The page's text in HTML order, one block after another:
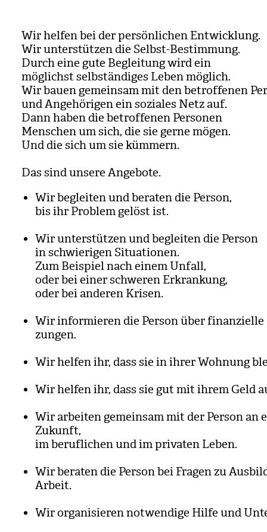
Wir hel­fen bei der per­sön­li­chen Ent­wick­lung.
Wir unter­stüt­zen die Selbst-Bestim­mung.
Durch eine gute Beglei­tung wird ein
mög­lichst selb­stän­di­ges Leben mög­lich.
Wir bauen gemein­sam mit den betrof­fe­nen
und Ange­hö­ri­gen ein sozia­les Netz auf.
Dann haben die betrof­fe­nen Per­so­nen
Men­schen um sich, die sie gerne mögen.
Und die sich um sie küm­mern.
Das sind unsere Ange­bote.
Wir beglei­ten und bera­ten die Per­son,
bis ihr Pro­blem gelöst ist.
Wir unter­stüt­zen und beglei­ten die Per­son
in schwie­ri­gen Situa­tio­nen.
Zum Bei­spiel nach einem Unfall,
oder bei einer schwe­ren Erkran­kung,
oder bei ande­ren Kri­sen.
Wir infor­mie­ren die Per­son über
zun­gen.
Wir hel­fen ihr, dass sie in ihrer Woh­nung
Wir hel­fen ihr, dass sie gut mit ihrem Geld
Wir arbei­ten gemein­sam mit der Per­son an
Zukunft,
im beruf­li­chen und im pri­va­ten Leben.
Wir bera­ten die Per­son bei Fra­gen zu
Arbeit.
Wir orga­ni­sie­ren not­wen­dige Hilfe und